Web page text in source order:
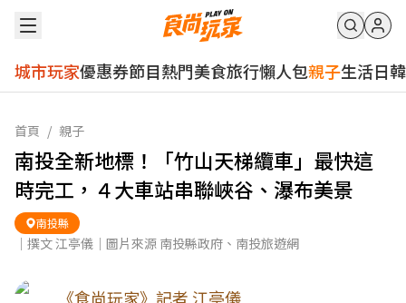
城市玩家優惠券節目熱門美食旅行懶人包親子生活日韓
首頁 / 親子
南投全新地標！「竹山天梯纜車」最快這
時完工，４大車站串聯峽谷、瀑布美景
南投縣
｜撰文 江亭儀｜圖片來源 南投縣政府、南投旅遊網
《食尚玩家》記者 江亭儀